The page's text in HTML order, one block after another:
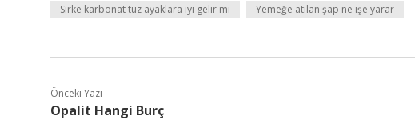
Sirke karbonat tuz ayaklara iyi gelir mi Yemeğe atılan şap ne işe yarar
Önceki Yazı
Opalit Hangi Burç